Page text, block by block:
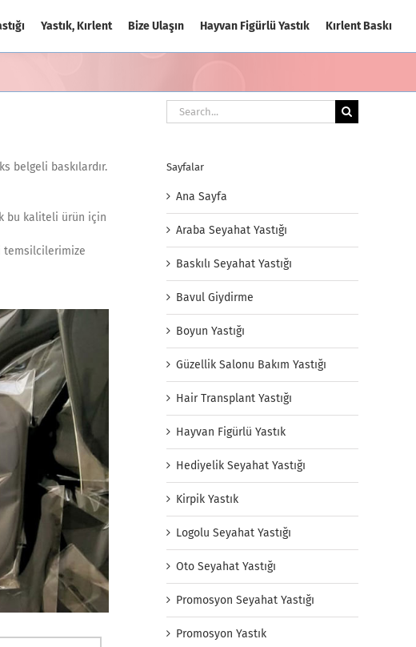
Yastık, Kırlent Bize Ulaşın Hayvan Figürlü Yastık Kırlent Baskı
belgeli baskılardır.
bu kaliteli ürün için
temsilcilerimize
Search
for:
Sayfalar
Ana Sayfa
Araba Seyahat Yastığı
Baskılı Seyahat Yastığı
Bavul Giydirme
Boyun Yastığı
Güzellik Salonu Bakım Yastığı
Hair Transplant Yastığı
Hayvan Figürlü Yastık
Hediyelik Seyahat Yastığı
Kirpik Yastık
Logolu Seyahat Yastığı
Oto Seyahat Yastığı
Promosyon Seyahat Yastığı
Promosyon Yastık